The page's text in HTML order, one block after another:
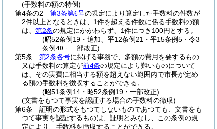
(手数料の額の特例)
第4条の2
第3条第6号の規定により算定した手数料の件数が
2件以上となるときは、1件を超える件数に係る手数料の額
は、 第2条の規定にかかわらず、1件につき100円とする。
(昭52条例19・追加、平12条例21・平15条例5・令3
条例40・一部改正)
第5条
第2条各号に掲げる事務で、多額の費用を要するもの
又は手数料の算定が前4条の規定により難いものについて
は、その実費に相当する額を超えない範囲内で市長が定め
る額の手数料を徴収することができる。
(昭51条例14・昭52条例19・一部改正)
(文書をもつて事実を認証する場合の手数料の徴収)
第6条
証明の形式をもつてしないものであつても、文書をも
つて事実を認証するものは、証明とみなし、この条例の規
定により、手数料を徴収することができる。